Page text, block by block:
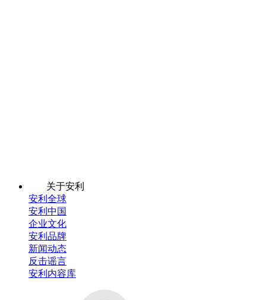
关于安利
安利全球
安利中国
企业文化
安利品牌
新闻动态
反击谣言
安利内容库